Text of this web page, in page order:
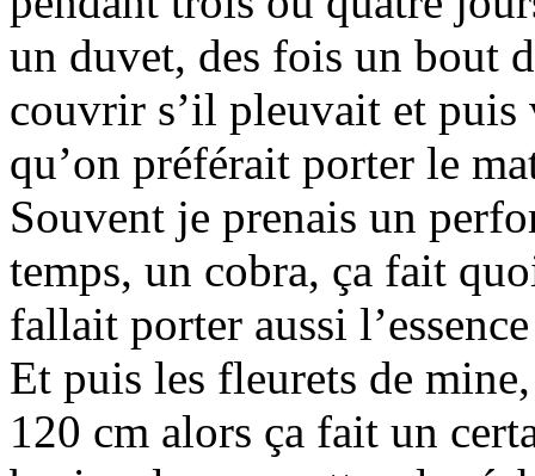
un duvet, des fois un bout
couvrir s’il pleuvait et puis
qu’on préférait porter le
Souvent je prenais un
temps, un cobra, ça fait
fallait porter aussi
Et puis les fleurets de
120 cm alors ça fait un